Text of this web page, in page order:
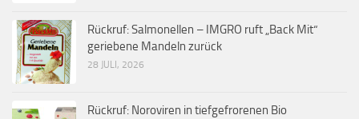
Rückruf: Salmonellen – IMGRO ruft „Back Mit“
geriebene Mandeln zurück
28 JULI, 2026
Rückruf: Noroviren in tiefgefrorenen Bio